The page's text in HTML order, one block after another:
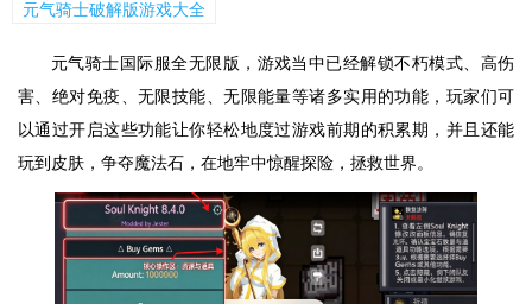
元气骑士破解版游戏大全
元气骑士国际服全无限版，游戏当中已经解锁不朽模式、高伤
害、绝对免疫、无限技能、无限能量等诸多实用的功能，玩家们可
以通过开启这些功能让你轻松地度过游戏前期的积累期，并且还能
玩到皮肤，争夺魔法石，在地牢中惊醒探险，拯救世界。